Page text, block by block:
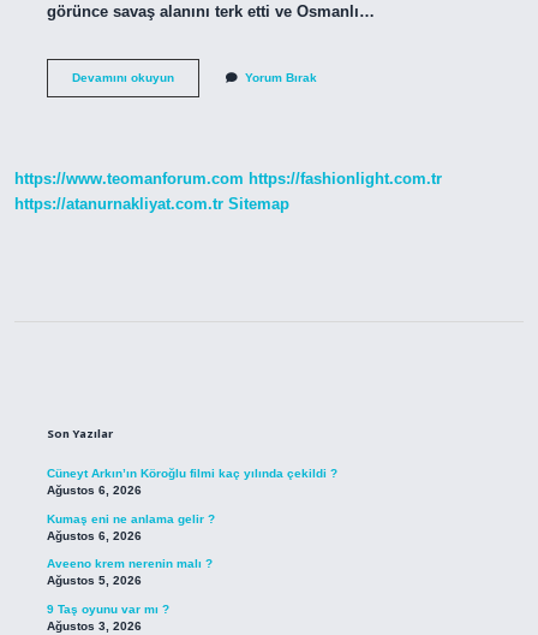
görünce savaş alanını terk etti ve Osmanlı…
Devamını okuyunÇaldıran
Yorum Bırak
https://www.teomanforum.com https://fashionlight.com.tr
https://atanurnakliyat.com.tr Sitemap
Son Yazılar
Cüneyt Arkın’ın Köroğlu filmi kaç yılında çekildi ?
Ağustos 6, 2026
Kumaş eni ne anlama gelir ?
Ağustos 6, 2026
Aveeno krem nerenin malı ?
Ağustos 5, 2026
9 Taş oyunu var mı ?
Ağustos 3, 2026